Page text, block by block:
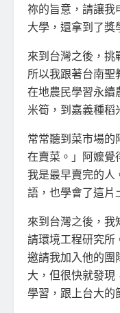
祢的旨意，請讓我
大學，還拿到了獎
來到台灣之後，挑
所以我跟著台南
在地農民學習永續
米筍，到嘉義種稻
常常聽到菜市場的
在賣菜。」阿嬤覺
我是最早賣完的人
語，也學會了這片
來到台灣之後，我
請環境工程研究所
邀請我加入他的團
大，但很快就發現
學習，跟上台大的